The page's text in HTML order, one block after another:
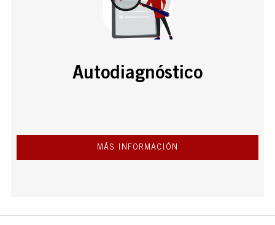
Autodiagnóstico
MÁS INFORMACIÓN